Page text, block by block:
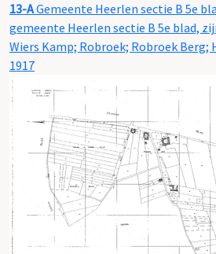
13-AGemeente Heerlen sectie B 5e
gemeente Heerlen sectie B 5e blad,
Wiers Kamp; Robroek; Robroek Berg;
1917